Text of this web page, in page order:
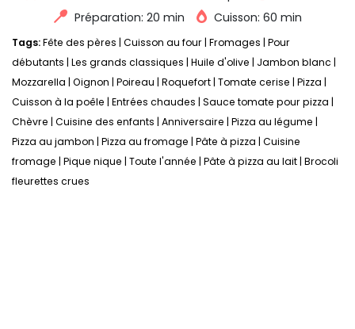
Préparation: 20 min
Cuisson: 60 min
Tags:Fête des pères Cuisson au four Fromages Pour
débutants Les grands classiques Huile d'olive Jambon blanc
Mozzarella Oignon Poireau Roquefort Tomate cerise Pizza
Cuisson à la poêle Entrées chaudes Sauce tomate pour pizza
Chèvre Cuisine des enfants Anniversaire Pizza au légume
Pizza au jambon Pizza au fromage Pâte à pizza Cuisine
fromage Pique nique Toute l'année Pâte à pizza au lait Brocoli
fleurettes crues